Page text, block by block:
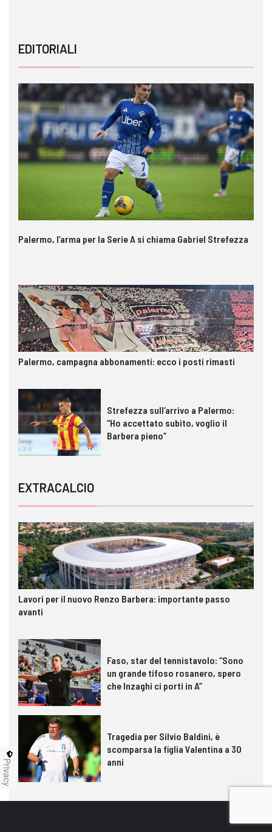
EDITORIALI
Palermo, l’arma per la Serie A si chiama Gabriel Strefezza
Palermo, campagna abbonamenti: ecco i posti rimasti
Strefezza sull’arrivo a Palermo:
“Ho accettato subito, voglio il
Barbera pieno”
EXTRACALCIO
Lavori per il nuovo Renzo Barbera: importante passo
avanti
Faso, star del tennistavolo: “Sono
un grande tifoso rosanero, spero
che Inzaghi ci porti in A”
Tragedia per Silvio Baldini, è
scomparsa la figlia Valentina a 30
anni
Privacy